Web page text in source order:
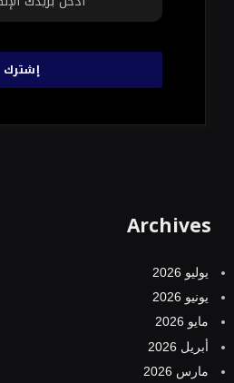
Archives
يوليو 2026
يونيو 2026
مايو 2026
أبريل 2026
مارس 2026